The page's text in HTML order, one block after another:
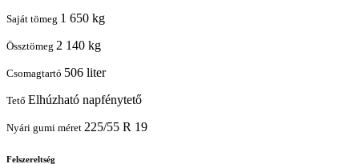
Saját tömeg 1 650 kg
Össztömeg 2 140 kg
Csomagtartó 506 liter
Tető Elhúzható napfénytető
Nyári gumi méret 225/55 R 19
Felszereltség